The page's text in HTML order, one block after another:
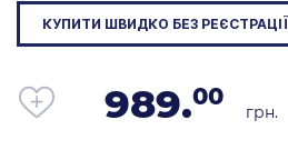
КУПИТИ ШВИДКО БЕЗ РЕЄСТРАЦІЇ
989.00
грн.